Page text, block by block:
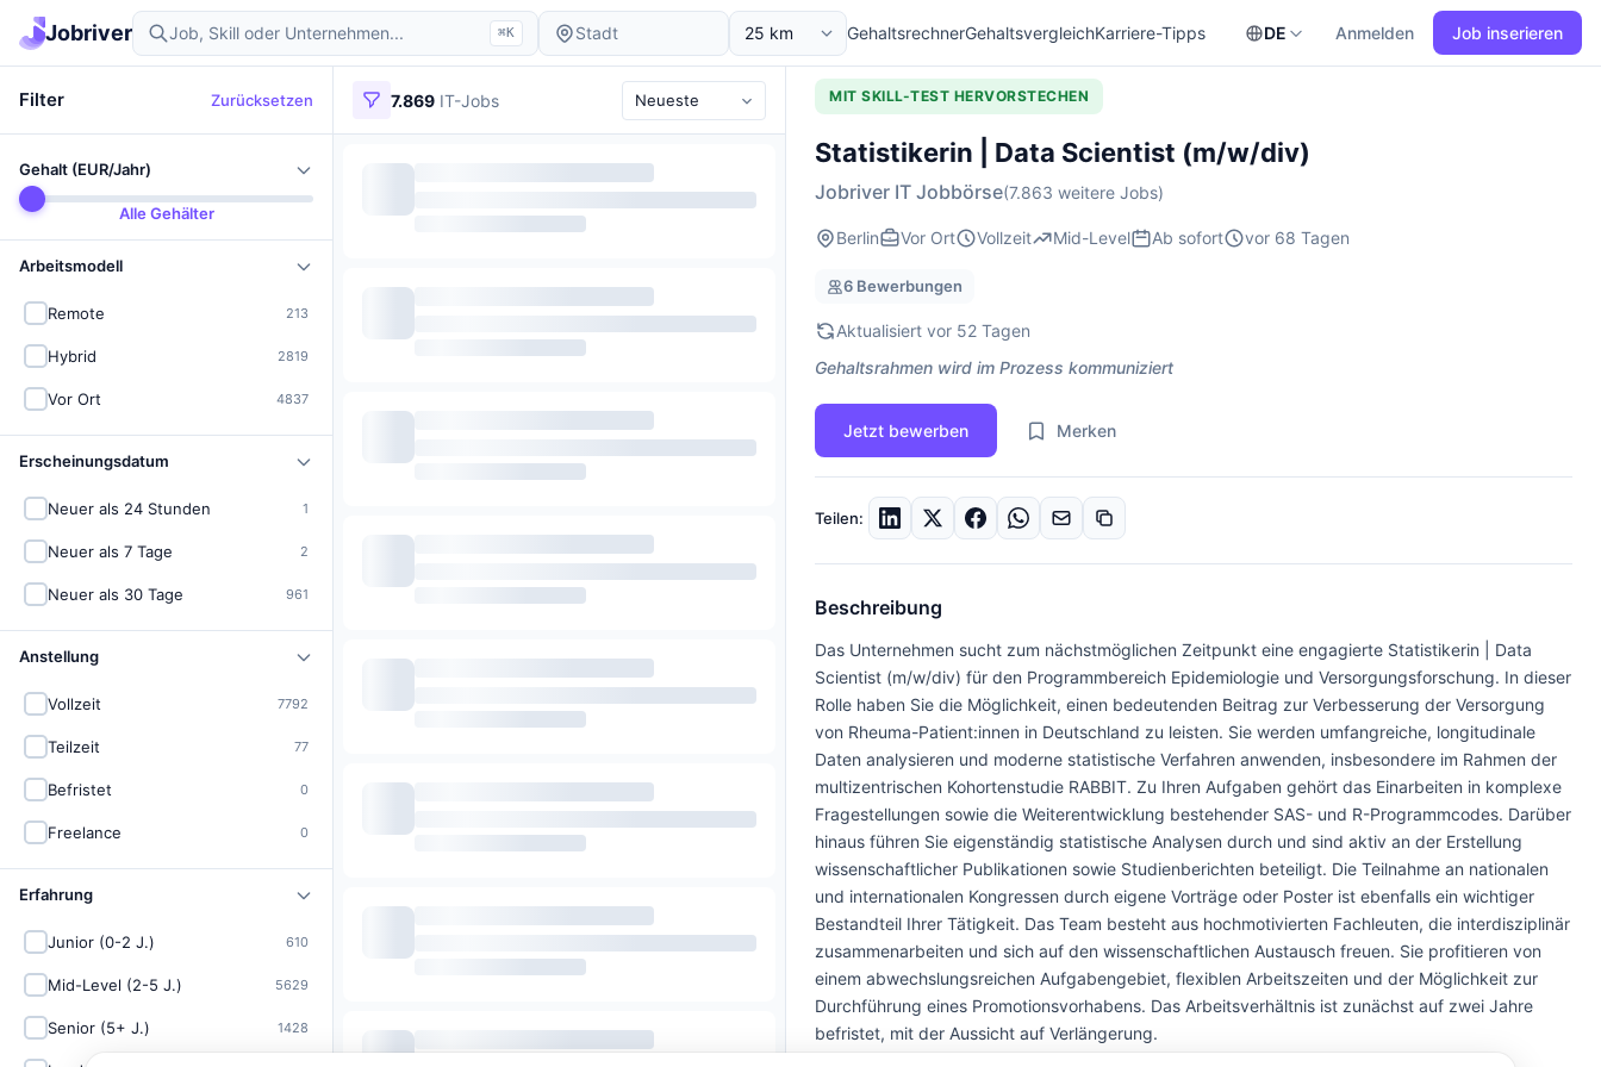
Jobriver ⌘K GehaltsrechnerGehaltsvergleichKarriere-Tipps DE Anmelden Job inserieren
Filter Zurücksetzen
Gehalt (EUR/Jahr)
Alle Gehälter
Arbeitsmodell
Remote 213
Hybrid 2819
Vor Ort 4837
Erscheinungsdatum
Neuer als 24 Stunden 1
Neuer als 7 Tage 2
Neuer als 30 Tage 961
Anstellung
Vollzeit 7792
Teilzeit 77
Befristet 0
Freelance 0
Erfahrung
Junior (0-2 J.) 610
Mid-Level (2-5 J.) 5629
Senior (5+ J.) 1428
7.869 IT-Jobs MIT SKILL-TEST HERVORSTECHEN
Statistikerin | Data Scientist (m/w/div)
Jobriver IT Jobbörse(7.863 weitere Jobs)
Berlin Vor Ort Vollzeit Mid-Level Ab sofort vor 68 Tagen
6 Bewerbungen
Aktualisiert vor 52 Tagen
Gehaltsrahmen wird im Prozess kommuniziert
Jetzt bewerben Merken
Teilen:
Beschreibung
Das Unternehmen sucht zum nächstmöglichen Zeitpunkt eine engagierte Statistikerin | Data
Scientist (m/w/div) für den Programmbereich Epidemiologie und Versorgungsforschung. In dieser
Rolle haben Sie die Möglichkeit, einen bedeutenden Beitrag zur Verbesserung der Versorgung
von Rheuma-Patient:innen in Deutschland zu leisten. Sie werden umfangreiche, longitudinale
Daten analysieren und moderne statistische Verfahren anwenden, insbesondere im Rahmen der
multizentrischen Kohortenstudie RABBIT. Zu Ihren Aufgaben gehört das Einarbeiten in komplexe
Fragestellungen sowie die Weiterentwicklung bestehender SAS- und R-Programmcodes. Darüber
hinaus führen Sie eigenständig statistische Analysen durch und sind aktiv an der Erstellung
wissenschaftlicher Publikationen sowie Studienberichten beteiligt. Die Teilnahme an nationalen
und internationalen Kongressen durch eigene Vorträge oder Poster ist ebenfalls ein wichtiger
Bestandteil Ihrer Tätigkeit. Das Team besteht aus hochmotivierten Fachleuten, die interdisziplinär
zusammenarbeiten und sich auf den wissenschaftlichen Austausch freuen. Sie profitieren von
einem abwechslungsreichen Aufgabengebiet, flexiblen Arbeitszeiten und der Möglichkeit zur
Durchführung eines Promotionsvorhabens. Das Arbeitsverhältnis ist zunächst auf zwei Jahre
befristet, mit der Aussicht auf Verlängerung.